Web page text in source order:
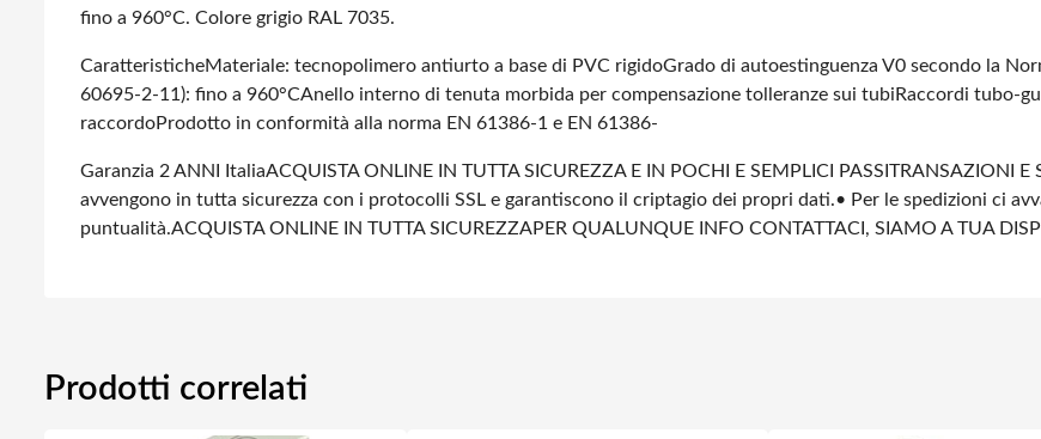
fino a 960°C. Colore grigio RAL 7035.
CaratteristicheMateriale: tecnopolimero antiurto a base di PVC rigidoGrado di autoestinguenza V0 secondo la
60695-2-11): fino a 960°CAnello interno di tenuta morbida per compensazione tolleranze sui tubi Raccordi tubo-
raccordoProdotto in conformità alla norma EN 61386-1 e EN 61386-
Garanzia 2 ANNI ItaliaACQUISTA ONLINE IN TUTTA SICUREZZA E IN POCHI E SEMPLICI PASSI TRANSAZIONI E
avvengono in tutta sicurezza con i protocolli SSL e garantiscono il criptagio dei propri dati.• Per le spedizioni ci
puntualità.ACQUISTA ONLINE IN TUTTA SICUREZZAPER QUALUNQUE INFO CONTATTACI, SIAMO A TUA
Prodotti correlati